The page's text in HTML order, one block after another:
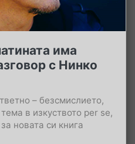
има
с Нинко
– безсмислието,
в изкуството per se,
новата си книга